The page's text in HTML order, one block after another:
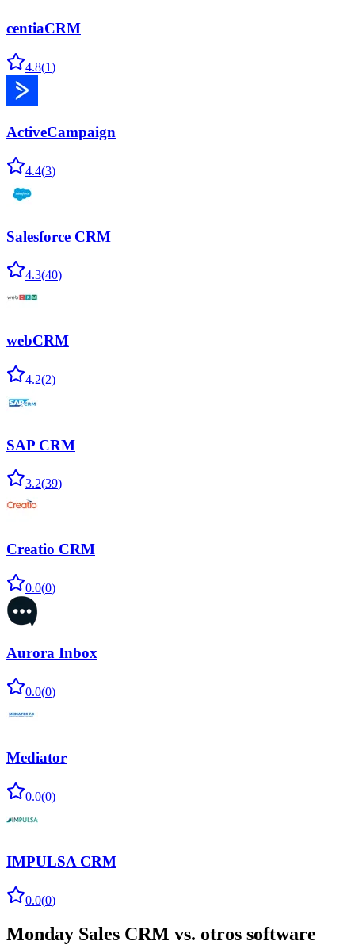
centiaCRM
4.8(1)
ActiveCampaign
4.4(3)
Salesforce CRM
4.3(40)
webCRM
4.2(2)
SAP CRM
3.2(39)
Creatio CRM
0.0(0)
Aurora Inbox
0.0(0)
Mediator
0.0(0)
IMPULSA CRM
0.0(0)
Monday Sales CRM vs. otros software